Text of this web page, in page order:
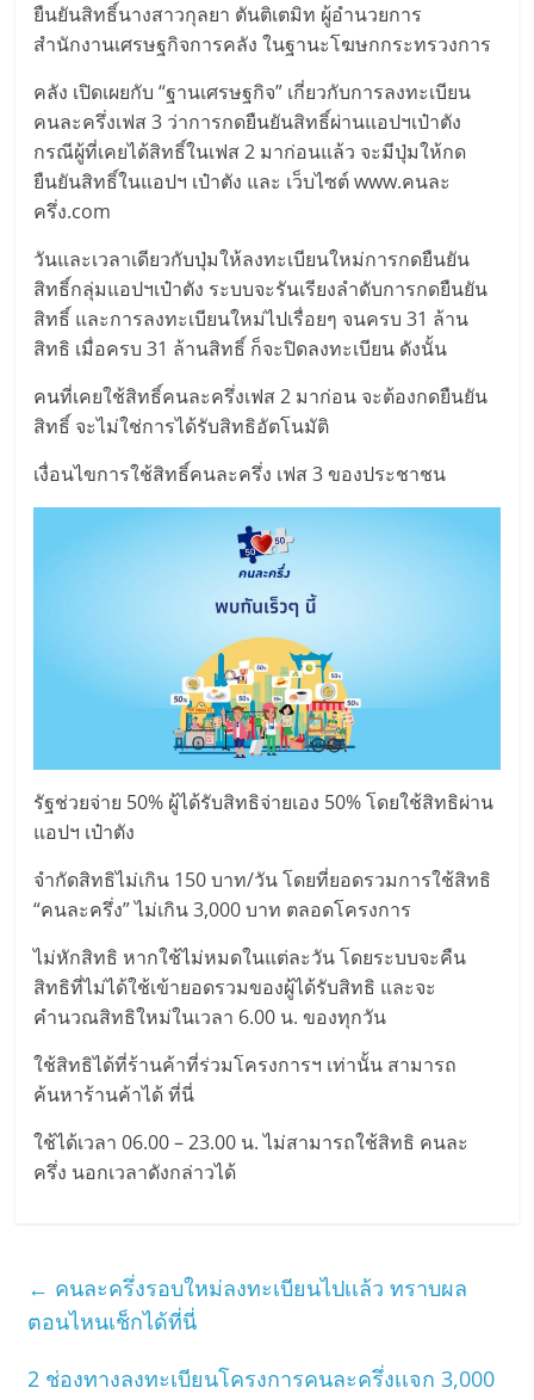
ยืนยันสิทธิ์นางสาวกุลยา ตันติเตมิท ผู้อำนวยการ
สำนักงานเศรษฐกิจการคลัง ในฐานะโฆษกกระทรวงการ
คลัง เปิดเผยกับ “ฐานเศรษฐกิจ” เกี่ยวกับการลงทะเบียน
คนละครึ่งเฟส 3 ว่าการกดยืนยันสิทธิ์ผ่านแอปฯเป๋าตัง
กรณีผู้ที่เคยได้สิทธิ์ในเฟส 2 มาก่อนแล้ว จะมีปุ่มให้กด
ยืนยันสิทธิ์ในแอปฯ เป๋าตัง และ เว็บไซต์ www.คนละ
ครึ่ง.com
วันและเวลาเดียวกับปุ่มให้ลงทะเบียนใหม่การกดยืนยัน
สิทธิ์กลุ่มแอปฯเป๋าตัง ระบบจะรันเรียงลำดับการกดยืนยัน
สิทธิ์ และการลงทะเบียนใหม่ไปเรื่อยๆ จนครบ 31 ล้าน
สิทธิ เมื่อครบ 31 ล้านสิทธิ์ ก็จะปิดลงทะเบียน ดังนั้น
คนที่เคยใช้สิทธิ์คนละครึ่งเฟส 2 มาก่อน จะต้องกดยืนยัน
สิทธิ์ จะไม่ใช่การได้รับสิทธิอัตโนมัติ
เงื่อนไขการใช้สิทธิ์คนละครึ่ง เฟส 3 ของประชาชน
รัฐช่วยจ่าย 50% ผู้ได้รับสิทธิจ่ายเอง 50% โดยใช้สิทธิผ่าน
แอปฯ เป๋าตัง
จำกัดสิทธิไม่เกิน 150 บาท/วัน โดยที่ยอดรวมการใช้สิทธิ
“คนละครึ่ง” ไม่เกิน 3,000 บาท ตลอดโครงการ
ไม่หักสิทธิ หากใช้ไม่หมดในแต่ละวัน โดยระบบจะคืน
สิทธิที่ไม่ได้ใช้เข้ายอดรวมของผู้ได้รับสิทธิ และจะ
คำนวณสิทธิใหม่ในเวลา 6.00 น. ของทุกวัน
ใช้สิทธิได้ที่ร้านค้าที่ร่วมโครงการฯ เท่านั้น สามารถ
ค้นหาร้านค้าได้ ที่นี่
ใช้ได้เวลา 06.00 – 23.00 น. ไม่สามารถใช้สิทธิ คนละ
ครึ่ง นอกเวลาดังกล่าวได้
← คนละครึ่งรอบใหม่ลงทะเบียนไปเเล้ว ทราบผล
ตอนไหนเช็กได้ที่นี่
2 ช่องทางลงทะเบียนโครงการคนละครึ่งเเจก 3,000